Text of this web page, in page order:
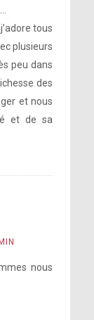
tous
plusieurs
peu dans
des
et nous
et de sa
nous